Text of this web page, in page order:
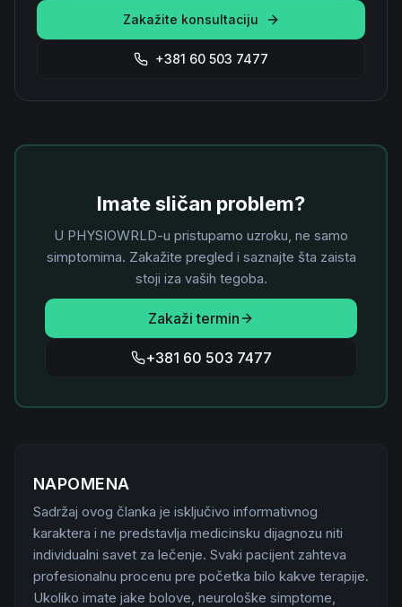
Zakažite konsultaciju
+381 60 503 7477
Imate sličan problem?
U PHYSIOWRLD-u pristupamo uzroku, ne samo
simptomima. Zakažite pregled i saznajte šta zaista
stoji iza vaših tegoba.
Zakaži termin
+381 60 503 7477
NAPOMENA
Sadržaj ovog članka je isključivo informativnog
karaktera i ne predstavlja medicinsku dijagnozu niti
individualni savet za lečenje. Svaki pacijent zahteva
profesionalnu procenu pre početka bilo kakve terapije.
Ukoliko imate jake bolove, neurološke simptome,